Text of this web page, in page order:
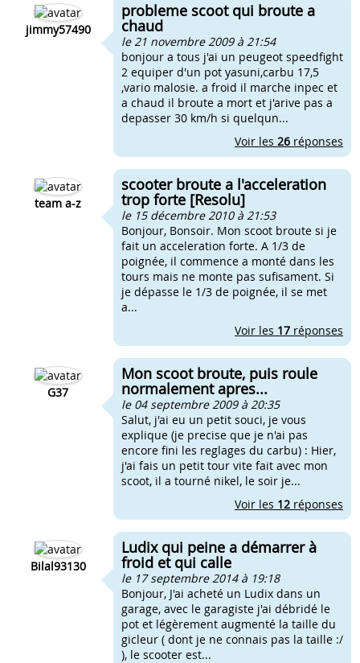
jimmy57490
probleme scoot qui broute a
chaud
le 21 novembre 2009 à 21:54
bonjour a tous j'ai un peugeot speedfight
2 equiper d'un pot yasuni,carbu 17,5
,vario malosie. a froid il marche inpec et
a chaud il broute a mort et j'arive pas a
depasser 30 km/h si quelqun...
Voir les 26 réponses
team a-z
scooter broute a l'acceleration
trop forte [Resolu]
le 15 décembre 2010 à 21:53
Bonjour, Bonsoir. Mon scoot broute si je
fait un acceleration forte. A 1/3 de
poignée, il commence a monté dans les
tours mais ne monte pas sufisament. Si
je dépasse le 1/3 de poignée, il se met
a...
Voir les 17 réponses
G37
Mon scoot broute, puis roule
normalement apres...
le 04 septembre 2009 à 20:35
Salut, j'ai eu un petit souci, je vous
explique (je precise que je n'ai pas
encore fini les reglages du carbu) : Hier,
j'ai fais un petit tour vite fait avec mon
scoot, il a tourné nikel, le soir je...
Voir les 12 réponses
Bilal93130
Ludix qui peine a démarrer à
froid et qui calle
le 17 septembre 2014 à 19:18
Bonjour, J'ai acheté un Ludix dans un
garage, avec le garagiste j'ai débridé le
pot et légèrement augmenté la taille du
gicleur ( dont je ne connais pas la taille :/
), le scooter est...